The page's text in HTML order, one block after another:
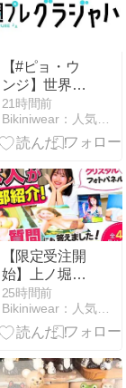
【#ピョ・ウ
ンジ】世界を
魅了する韓国
美女が３年ぶ
りのカムバッ
タル写真集
『時よ、止ま
れ。韓国美
女。』好評発
売中！ Eunji
Pyo
21時間前
Bikiniwear：人気のグラビア・ビキニ女優の動画サイト
【限定受注開
始】上ノ堀結
愛 数量限定受
注生産！クリ
スタルフォト
介⭐️
25時間前
Bikiniwear：人気のグラビア・ビキニ女優の動画サイト